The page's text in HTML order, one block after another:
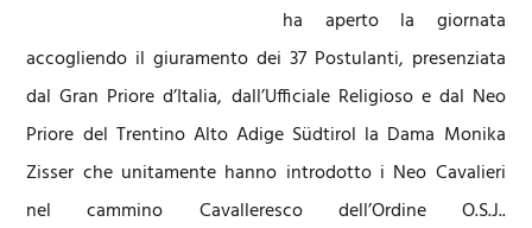
ha aperto la giornata
accogliendo il giuramento dei 37 Postulanti, presenziata
dal Gran Priore d’Italia, dall’Ufficiale Religioso e dal Neo
Priore del Trentino Alto Adige Südtirol la Dama Monika
Zisser che unitamente hanno introdotto i Neo Cavalieri
nel cammino Cavalleresco dell’Ordine O.S.J..